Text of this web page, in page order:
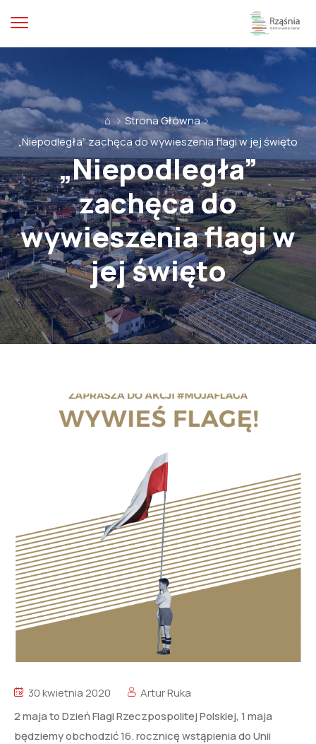
⌂
Strona Główna
„Niepodległa” zachęca do wywieszenia flagi w jej święto
„Niepodległa”
zachęca do
wywieszenia flagi w
jej święto
30 kwietnia 2020
Artur Ruka
2 maja to Dzień Flagi Rzeczpospolitej Polskiej, 1 maja
będziemy obchodzić 16. rocznicę wstąpienia do Unii